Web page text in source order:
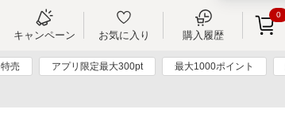
キャンペーン お気に入り 購入履歴
0
特売 アプリ限定最大300pt 最大1000ポイント